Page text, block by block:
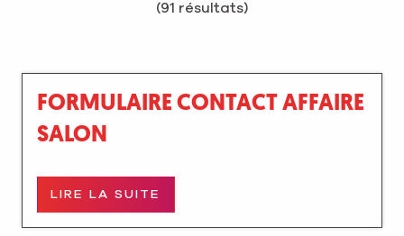
(91 résultats)
FORMULAIRE CONTACT AFFAIRE
SALON
LIRE LA SUITE